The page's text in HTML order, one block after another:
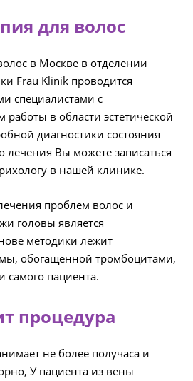
для волос
в Москве в отделении
Frau Klinik проводится
специалистами с
в области эстетической
диагностики состояния
лечения Вы можете записаться
в нашей клинике.
проблем волос и
головы является
методики лежит
обогащенной тромбоцитами,
самого пациента.
процедура
не более получаса и
У пациента из вены